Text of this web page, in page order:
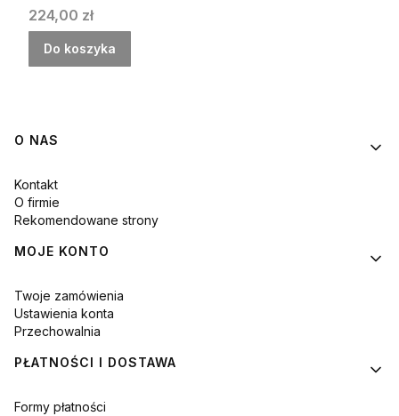
Cena
224,00 zł
Do koszyka
Linki w stopce
O NAS
Kontakt
O firmie
Rekomendowane strony
MOJE KONTO
Twoje zamówienia
Ustawienia konta
Przechowalnia
PŁATNOŚCI I DOSTAWA
Formy płatności